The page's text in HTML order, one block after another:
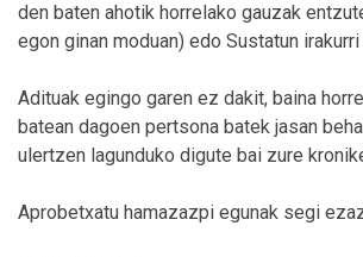
den baten ahotik horrelako gauzak
egon ginan moduan) edo Sustatun
Adituak egingo garen ez dakit, baina
batean dagoen pertsona batek jasan
ulertzen lagunduko digute bai zure
Aprobetxatu hamazazpi egunak segi